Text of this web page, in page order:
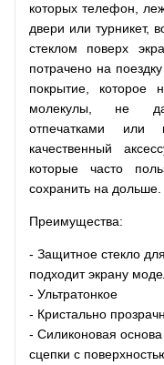
которых телефон,
двери или турникет,
стеклом поверх
потрачено на
покрытие, которое
молекулы, не
отпечатками или
качественный
которые часто
сохранить на дольше.
Преимущества:
- Защитное стекло
подходит экрану
- Ультратонкое
- Кристально
- Силиконовая
сцепки с